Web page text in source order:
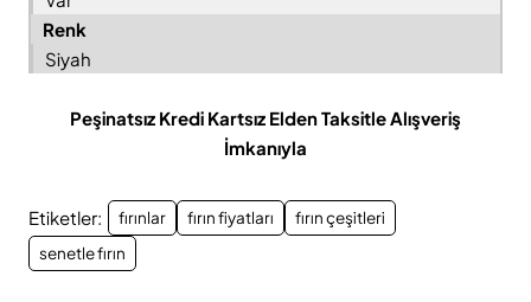
Renk
Siyah
Peşinatsız Kredi Kartsız Elden Taksitle Alışveriş
İmkanıyla
Etiketler: fırınlar fırın fiyatları
fırın çeşitleri
senetle fırın